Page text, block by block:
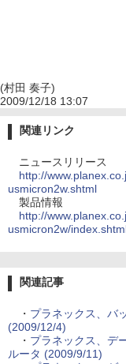
(村田 奏子)
2009/12/18 13:07
関連リンク
ニュースリリース
http://
usmicron2w.shtml
製品情報
http://
usmicron2w/
関連記事
・ プラネックス、バ
(2009/12/4)
・ プラネックス、デ
ルータ (2009/9/11)